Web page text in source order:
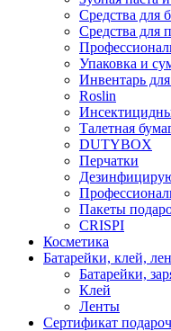
Средства для
Средства для
Упаковка и
Инвентарь
Roslin
Талетная
DUTYBOX
Перчатки
Пакеты
CRISPI
Косметика
Батарейки, клей,
Батарейки,
Клей
Ленты
Сертификат